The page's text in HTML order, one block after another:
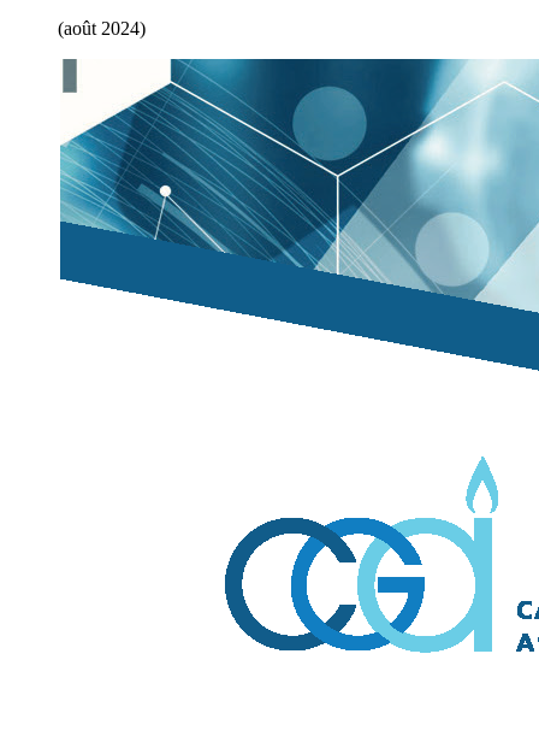
(août 2024)